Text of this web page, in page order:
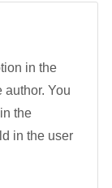
in the
author. You
the
in the user